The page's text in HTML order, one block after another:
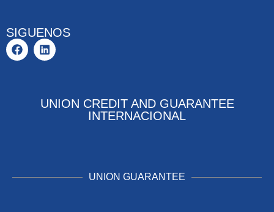
SIGUENOS
UNION CREDIT AND GUARANTEE
INTERNACIONAL
UNION GUARANTEE